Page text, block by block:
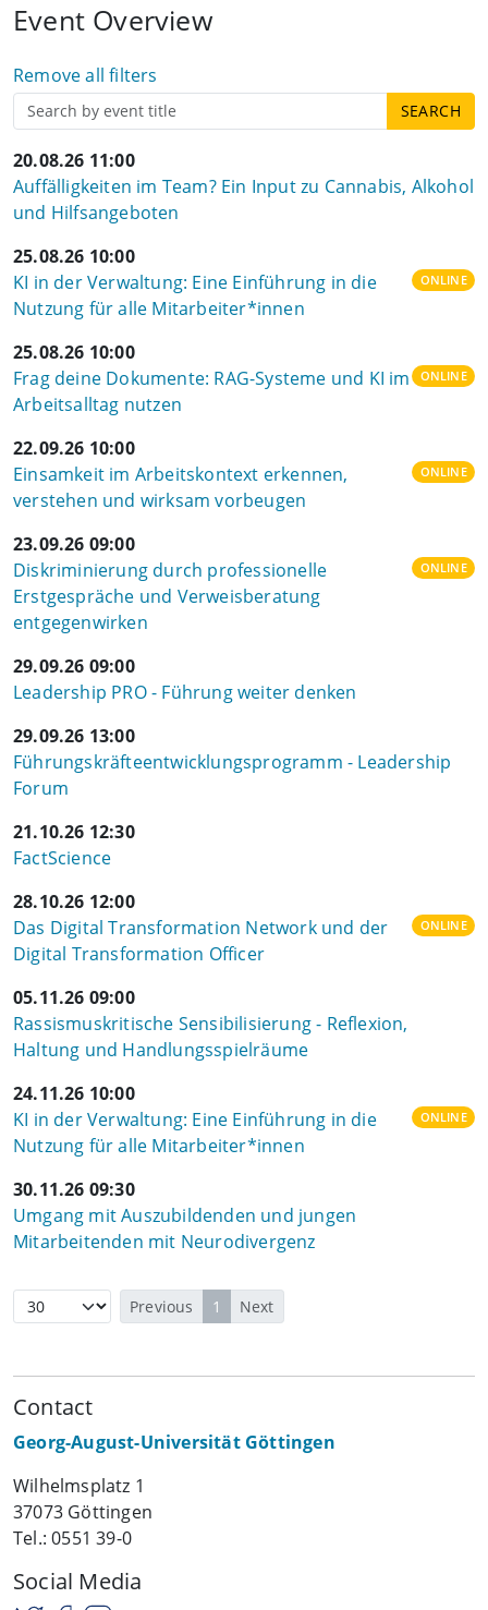
Event Overview
Remove all filters
20.08.26 11:00
Auffälligkeiten im Team? Ein Input zu Cannabis, Alkohol
und Hilfsangeboten
25.08.26 10:00
KI in der Verwaltung: Eine Einführung in die
Nutzung für alle Mitarbeiter*innen
ONLINE
25.08.26 10:00
Frag deine Dokumente: RAG-Systeme und KI im
Arbeitsalltag nutzen
ONLINE
22.09.26 10:00
Einsamkeit im Arbeitskontext erkennen,
verstehen und wirksam vorbeugen
ONLINE
23.09.26 09:00
Diskriminierung durch professionelle
Erstgespräche und Verweisberatung
entgegenwirken
ONLINE
29.09.26 09:00
Leadership PRO - Führung weiter denken
29.09.26 13:00
Führungskräfteentwicklungsprogramm - Leadership
Forum
21.10.26 12:30
FactScience
28.10.26 12:00
Das Digital Transformation Network und der
Digital Transformation Officer
ONLINE
05.11.26 09:00
Rassismuskritische Sensibilisierung - Reflexion,
Haltung und Handlungsspielräume
24.11.26 10:00
KI in der Verwaltung: Eine Einführung in die
Nutzung für alle Mitarbeiter*innen
ONLINE
30.11.26 09:30
Umgang mit Auszubildenden und jungen
Mitarbeitenden mit Neurodivergenz
Previous 1 Next
Contact
Georg-August-Universität Göttingen
Wilhelmsplatz 1
37073 Göttingen
Tel.: 0551 39-0
Social Media